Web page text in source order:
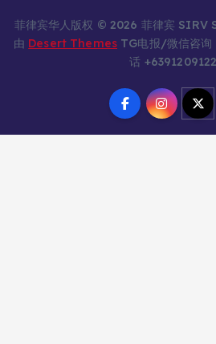
菲律宾华人版权 © 2026 菲律宾 SIRV
由 Desert Themes TG电报/微信咨
话